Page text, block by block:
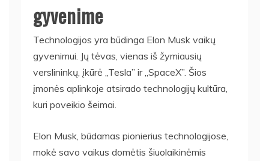
gyvenime
Technologijos yra būdinga Elon Musk vaikų
gyvenimui. Jų tėvas, vienas iš žymiausių
verslininkų, įkūrė „Tesla” ir „SpaceX”. Šios
įmonės aplinkoje atsirado technologijų kultūra,
kuri poveikio šeimai.
Elon Musk, būdamas pionierius technologijose,
mokė savo vaikus domėtis šiuolaikinėmis